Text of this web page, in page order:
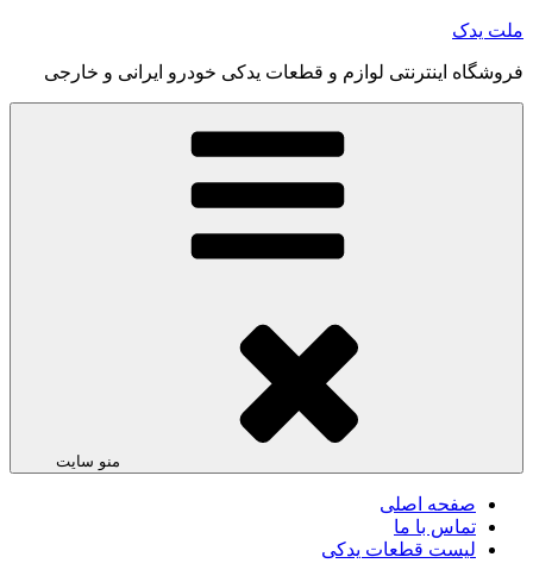
رفتن
محتوا
ملت یدک
فروشگاه اینترنتی لوازم و قطعات یدکی خودرو ایرانی و خارجی
منو سایت
صفحه اصلی
تماس با ما
لیست قطعات یدکی